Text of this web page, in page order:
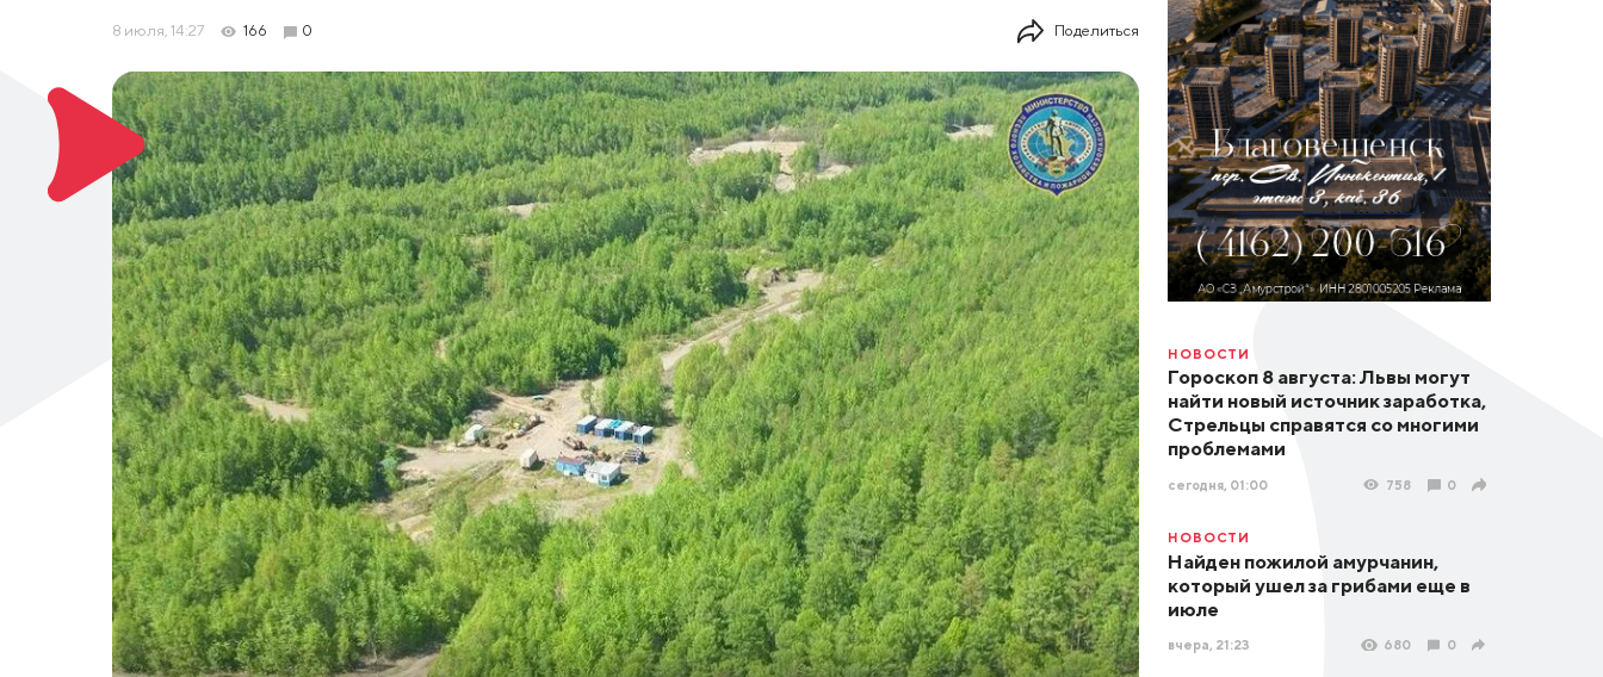
8 июля, 14:27 166 0 Поделиться
НОВОСТИ
Гороскоп 8 августа: Львы могут
найти новый источник заработка,
Стрельцы справятся со многими
проблемами
сегодня, 01:00 758 0
НОВОСТИ
Найден пожилой амурчанин,
который ушел за грибами еще в
июле
вчера, 21:23 680 0